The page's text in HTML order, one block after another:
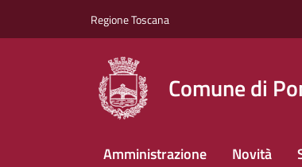
Regione Toscana
Comune di
Amministrazione Novità